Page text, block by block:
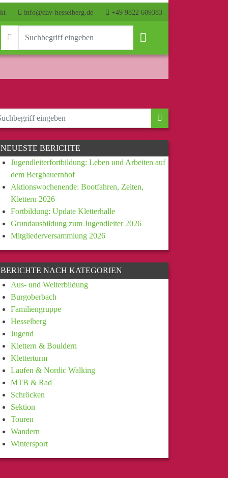
info@dav-hesselberg.de +49 9822 609383
NEUESTE BERICHTE
Jugendleiterfortbildung: Leben und Arbeiten auf
dem Bergbauernhof
Aktionswochenende: Bootfahren, Zelten,
Klettern 2026
Fortbildung: Update Kletterhalle
Grundausbildung zum Jugendleiter 2026
Mitgliederversammlung 2026
BERICHTE NACH KATEGORIEN
Aus- und Weiterbildung
Burgoberbach
Familiengruppe
Hesselberg
Jugend
Klettern & Bouldern
Kletterturm
Laufen & Nordic Walking
MTB & Rad
Schröcken
Sektion
Touren
Wandern
Wintersport